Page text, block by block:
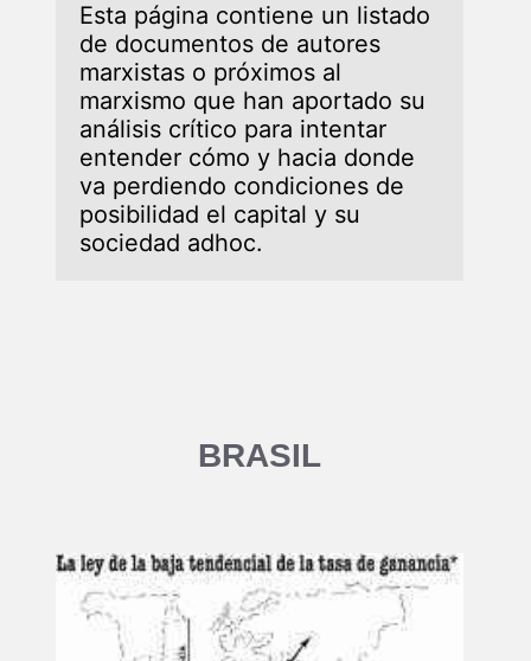
Esta página contiene un listado
de documentos de autores
marxistas o próximos al
marxismo que han aportado su
análisis crítico para intentar
entender cómo y hacia donde
va perdiendo condiciones de
posibilidad el capital y su
BRASIL